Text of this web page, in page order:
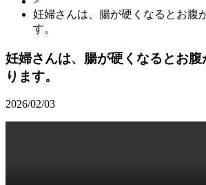
妊婦さんは、腸が硬くなるとお腹
す。
妊婦さんは、腸が硬くなるとお
ります。
2026/02/03